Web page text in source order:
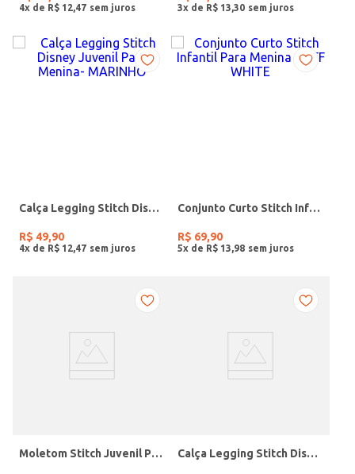
4x de R$ 12 47 3x de R$ 13 30
Calça Legging Stitch Disney Juvenil Para Menina- MARINHO
R$ 49,90
4x de R$ 12 47
Conjunto Curto Stitch Infantil Para Menina - OFF WHITE
R$ 69,90
5x de R$ 13 98
Moletom Stitch Juvenil Para Menina - AZUL Calça Legging Stitch Disney Juvenil Para Menina- ROSA